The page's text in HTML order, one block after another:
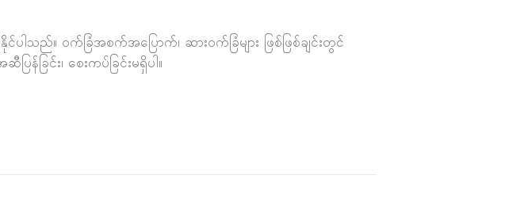
သည်။ ဝက်ခြံအစက်အပြောက်၊ ဆားဝက်ခြံများ ဖြစ်ဖြစ်ချင်းတွင်
ခြင်း၊ စေးကပ်ခြင်းမရှိပါ။